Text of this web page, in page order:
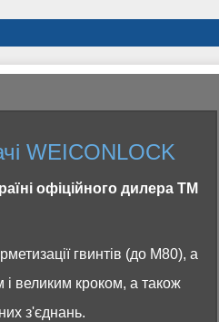
WEICONLOCK
офіційного дилера ТМ
гвинтів (до М80), а
і великим кроком, а також
з'єднань.